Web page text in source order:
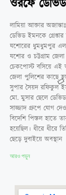
ওরফে
লামিয়া আক্তার
ডেভিড ইমনকে
যশোরের ধুমধুমপুর
যশোর ও চট্টগ্রাম
চেকপোস্ট বসিয়ে এই
জেলা পুলিশের কাছে
সুপার সৈয়দ রফিকুল
মো. মুসার ছেলে
সাজ্জাদ গ্রুপে যোগ
বিদেশি পিস্তল হাতে
হয়েছিল। ধীরে ধীরে
ছেড়ে দুবাইয়ে অবস্থান
আরও পড়ুন